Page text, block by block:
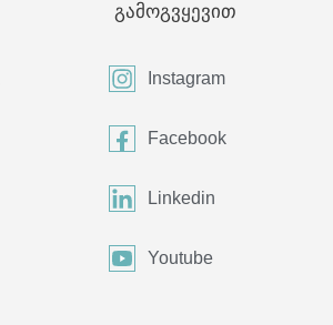
გამოგვყევით
Instagram
Facebook
Linkedin
Youtube